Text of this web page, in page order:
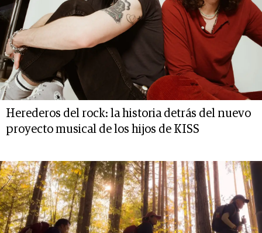
Herederos del rock: la historia detrás del nuevo
proyecto musical de los hijos de KISS